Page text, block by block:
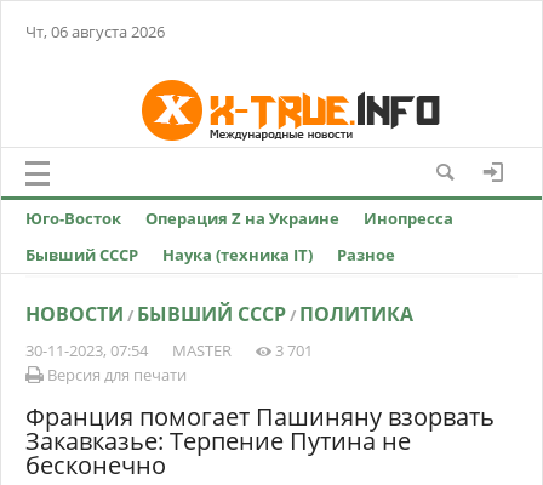
Чт, 06 августа 2026
Юго-Восток Операция Z на Украине
Инопресса
Бывший СССР
Наука (техника IT) Разное
НОВОСТИ / БЫВШИЙ СССР/ ПОЛИТИКА
30-11-2023, 07:54 MASTER
3 701
Версия для печати
Франция помогает Пашиняну взорвать
Закавказье: Терпение Путина не
бесконечно